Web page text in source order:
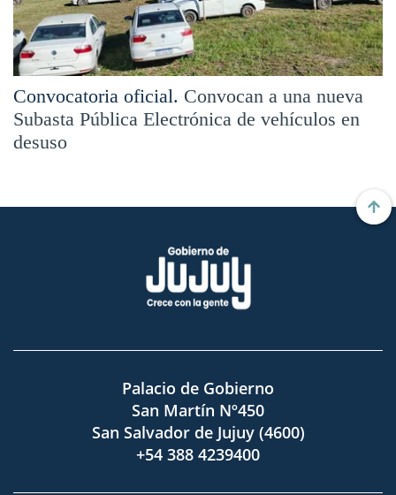
Convocatoria oficial. Convocan a una nueva
Subasta Pública Electrónica de vehículos en
desuso
Palacio de Gobierno
San Martín Nº450
San Salvador de Jujuy (4600)
+54 388 4239400